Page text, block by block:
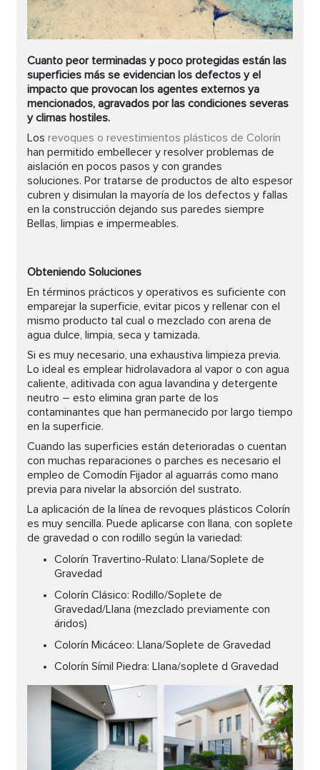
Cuanto peor terminadas y poco protegidas están las
superficies más se evidencian los defectos y el
impacto que provocan los agentes externos ya
mencionados, agravados por las condiciones severas
y climas hostiles.
Los revoques o revestimientos plásticos de Colorín
han permitido embellecer y resolver problemas de
aislación en pocos pasos y con grandes
soluciones. Por tratarse de productos de alto espesor
cubren y disimulan la mayoría de los defectos y fallas
en la construcción dejando sus paredes siempre
Bellas, limpias e impermeables.
Obteniendo Soluciones
En términos prácticos y operativos es suficiente con
emparejar la superficie, evitar picos y rellenar con el
mismo producto tal cual o mezclado con arena de
agua dulce, limpia, seca y tamizada.
Si es muy necesario, una exhaustiva limpieza previa.
Lo ideal es emplear hidrolavadora al vapor o con agua
caliente, aditivada con agua lavandina y detergente
neutro – esto elimina gran parte de los
contaminantes que han permanecido por largo tiempo
en la superficie.
Cuando las superficies están deterioradas o cuentan
con muchas reparaciones o parches es necesario el
empleo de Comodín Fijador al aguarrás como mano
previa para nivelar la absorción del sustrato.
La aplicación de la línea de revoques plásticos Colorín
es muy sencilla. Puede aplicarse con llana, con soplete
de gravedad o con rodillo según la variedad:
Colorín Travertino-Rulato: Llana/Soplete de
Gravedad
Colorín Clásico: Rodillo/Soplete de
Gravedad/Llana (mezclado previamente con
áridos)
Colorín Micáceo: Llana/Soplete de Gravedad
Colorín Símil Piedra: Llana/soplete d Gravedad